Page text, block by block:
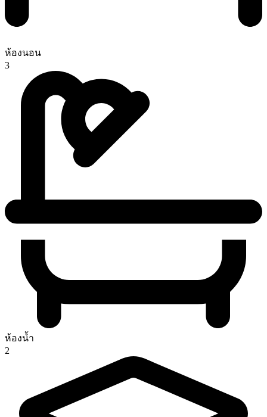
ห้องนอน
3
ห้องน้ำ
2